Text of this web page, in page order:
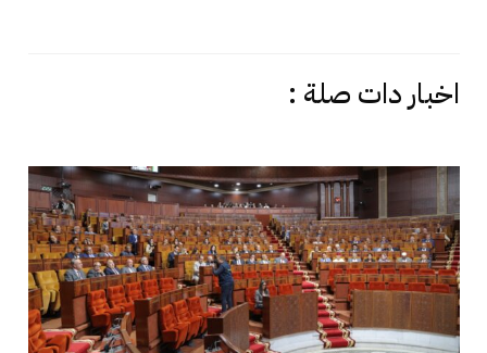
اخبار دات صلة :